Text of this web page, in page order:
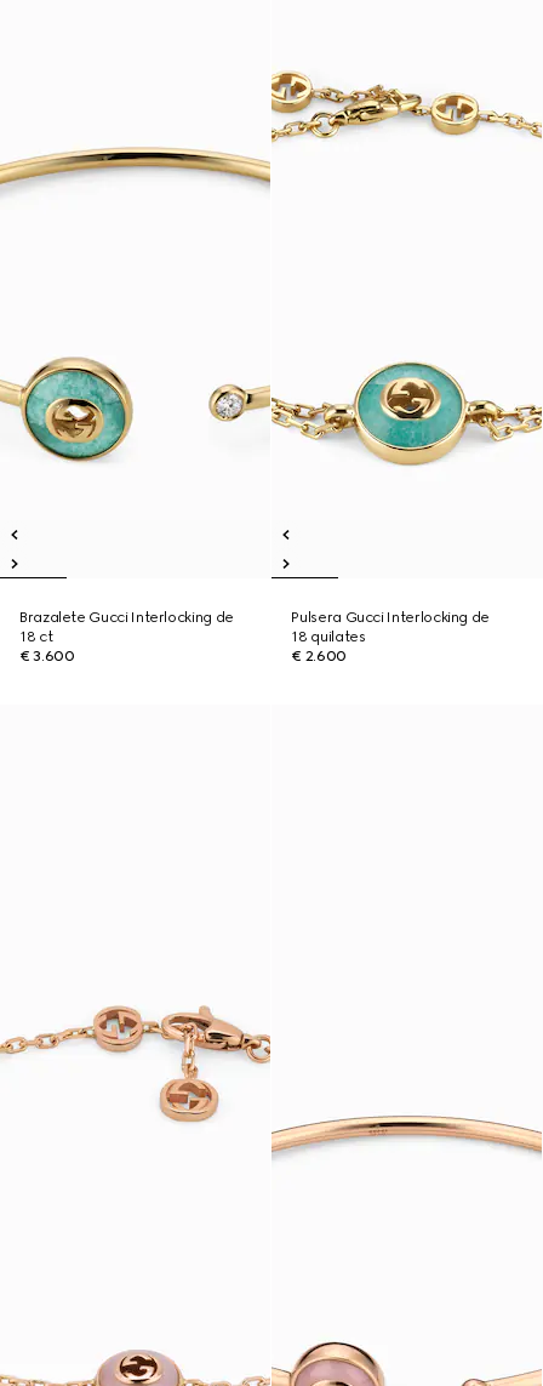
Brazalete Gucci Interlocking de
18 ct
€ 3.600
Pulsera Gucci Interlocking de
18 quilates
€ 2.600